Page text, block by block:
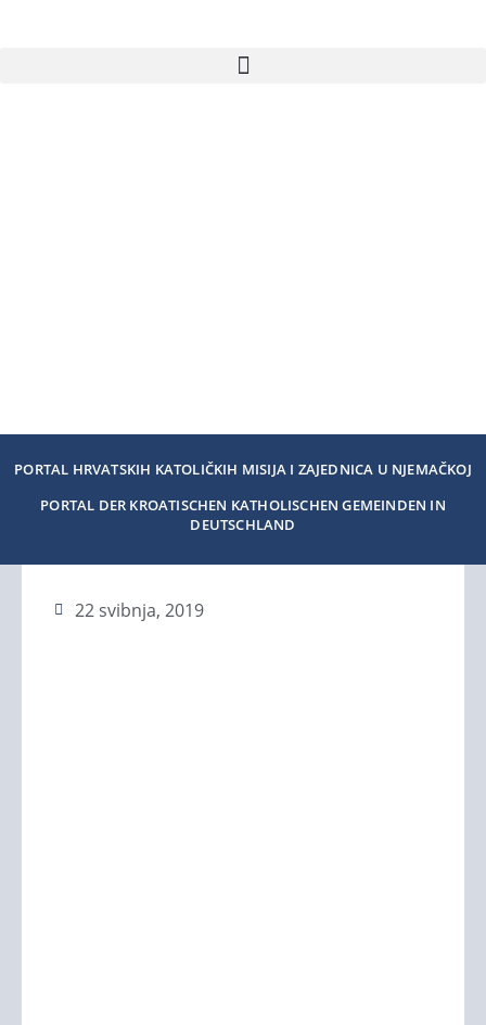
PORTAL HRVATSKIH KATOLIČKIH MISIJA I ZAJEDNICA U NJEMAČKOJ
PORTAL DER KROATISCHEN KATHOLISCHEN GEMEINDEN IN
DEUTSCHLAND
22 svibnja, 2019